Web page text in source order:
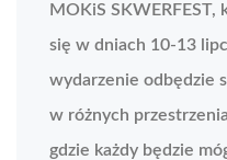
MOKiS
się w dniach 10-13
wydarzenie odbędzie
w różnych
gdzie każdy będzie